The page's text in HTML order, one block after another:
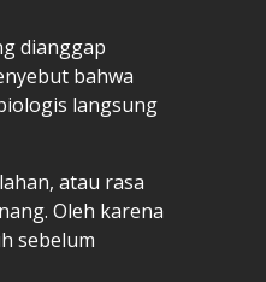
dianggap
bahwa
langsung
atau rasa
Oleh karena
sebelum